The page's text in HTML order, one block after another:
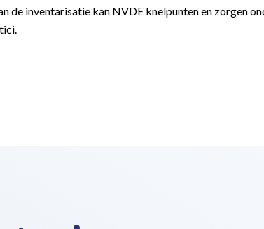
de inventarisatie kan NVDE knelpunten en zorgen